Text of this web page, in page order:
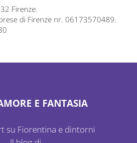
Firenze.
di Firenze nr. 06173570489.
E FANTASIA
su Fiorentina e dintorni